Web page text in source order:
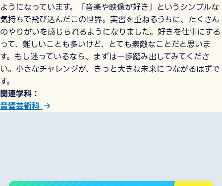
ようになっています。「音楽や映像が好き」というシンプルな
気持ちで飛び込んだこの世界。実習を重ねるうちに、たくさん
のやりがいを感じられるようになりました。好きを仕事にする
って、難しいことも多いけど、とても素敵なことだと思いま
す。もし迷っているなら、まずは一歩踏み出してみてくださ
い。小さなチャレンジが、きっと大きな未来につながるはずで
す。
関連学科
音響芸術科